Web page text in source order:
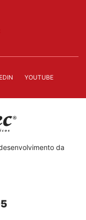
YOUTUBE
da